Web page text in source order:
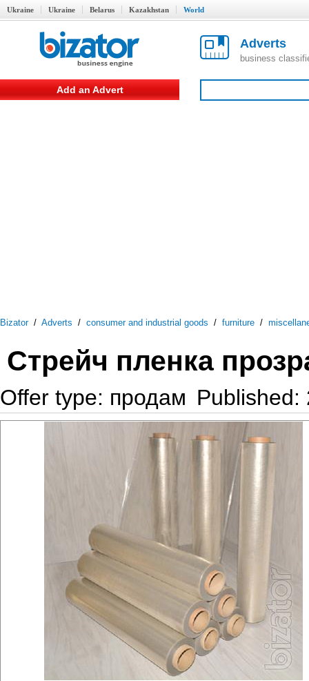
Ukraine Ukraine Belarus Kazakhstan World
Adverts
business
Add an Advert
Bizator/ Adverts / consumer and industrial goods / furniture /
Стрейч пленка
Offer type: продам Published: